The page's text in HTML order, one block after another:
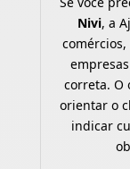
Nivi, a
correta. O
orientar o
indicar